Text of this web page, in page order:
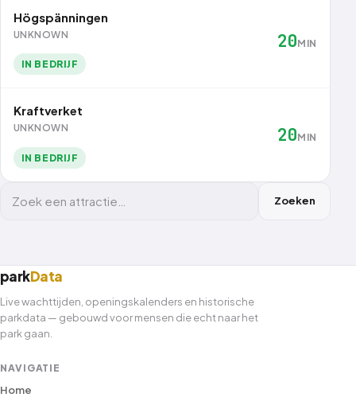
Högspänningen
UNKNOWN
IN BEDRIJF
20MIN
Kraftverket
UNKNOWN
IN BEDRIJF
20MIN
Zoeken
parkData
Live wachttijden, openingskalenders en historische
parkdata — gebouwd voor mensen die echt naar het
park gaan.
NAVIGATIE
Home